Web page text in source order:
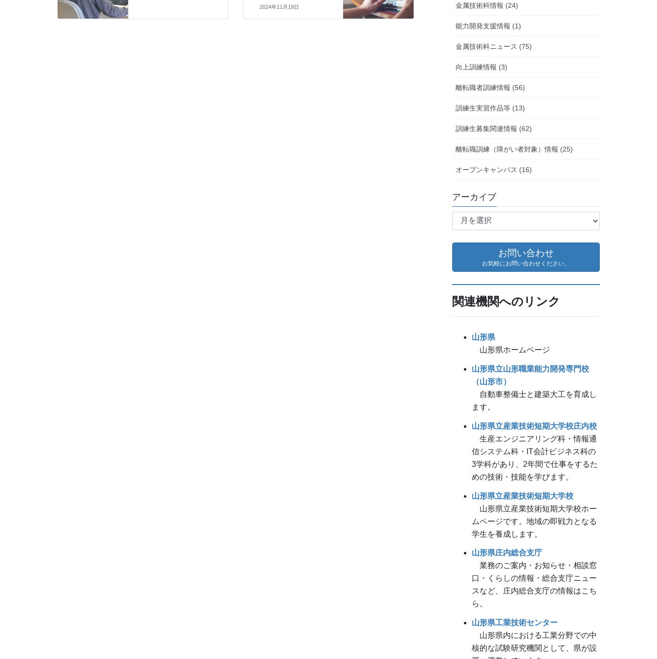
2024年11月19日 金属技術科情報 (24)
能力開発支援情報 (1)
金属技術科ニュース (75)
向上訓練情報 (3)
離転職者訓練情報 (56)
訓練生実習作品等 (13)
訓練生募集関連情報 (62)
離転職訓練（障がい者対象）情報 (25)
オープンキャンパス (16)
アーカイブ
ア
イ
お問い合わせ
お気軽にお問い合わせください。
関連機関へのリンク
山形県
山形県ホームページ
山形県立山形職業能力開発専門校
（山形市）
自動車整備士と建築大工を育成し
ます。
山形県立産業技術短期大学校庄内校
生産エンジニアリング科・情報通
信システム科・IT会計ビジネス科の
3学科があり、2年間で仕事をするた
めの技術・技能を学びます。
山形県立産業技術短期大学校
山形県立産業技術短期大学校ホー
ムページです。地域の即戦力となる
学生を養成します。
山形県庄内総合支庁
業務のご案内・お知らせ・相談窓
口・くらしの情報・総合支庁ニュー
スなど、庄内総合支庁の情報はこち
ら。
山形県工業技術センター
山形県内における工業分野での中
核的な試験研究機関として、県が設